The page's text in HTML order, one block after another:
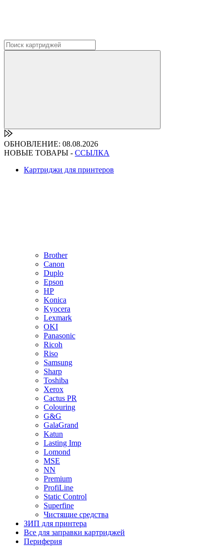
ОБНОВЛЕНИЕ: 08.08.2026
НОВЫЕ ТОВАРЫ - ССЫЛКА
Картриджи для принтеров
Brother
Canon
Duplo
Epson
HP
Konica
Kyocera
Lexmark
OKI
Panasonic
Ricoh
Riso
Samsung
Sharp
Toshiba
Xerox
Cactus PR
Colouring
G&G
GalaGrand
Katun
Lasting Imp
Lomond
MSE
NN
Premium
ProfiLine
Static Control
Superfine
Чистящие средства
ЗИП для принтера
Все для заправки картриджей
Периферия